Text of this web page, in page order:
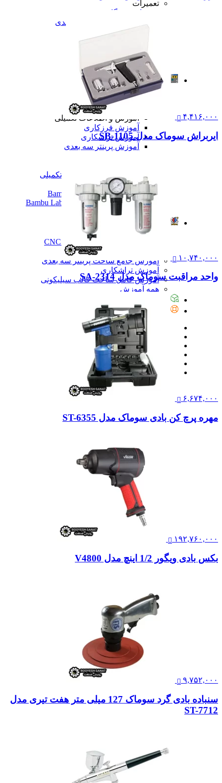
تعمیرات
تعمیرات دستگاه CNC
تعمیرات دستگاه اسکن سه بعدی
تعمیرات دستگاه پرینتر 3D
تعمیرات دستگاه برش لیزر
تعمیرات دستگاه تراشکاری
تعمیرات دستگاه فرزکاری
همه تعمیرات
مقالات
مقالات
مقایسه دستگاه های صنعتی
آموزش و اطلاعات تکمیلی
آموزش و اطلاعات تکمیلی
آموزش فرزکاری
آموزش تراشکاری
آموزش پرینتر سه بعدی
همه آموزش و اطلاعات تکمیلی
اخبار
نمایندگی پرینتر ۳ بعدی Bambu Lab
Bambu Lab 3D Printer Official Distributor
همه مقالات
آموزش
آموزش
آموزش نرم‌افزار سالیدورک
آموزش جامع ساخت پرینتر سه بعدی
آموزش تراشکاری
آموزش کامل ساخت قالب سیلیکونی
همه آموزش
تماس با ما
۴,۴۱۶,۰۰۰
ایربراش سوماک مدل SB-1105
۱۰,۷۴۰,۰۰۰
واحد مراقبت سوماک مدل SA-2314
۶,۶۷۴,۰۰۰
مهره پرچ کن بادی سوماک مدل ST-6355
۱۹۲,۷۶۰,۰۰۰
بکس بادی ویگور 1/2 اینچ مدل V4800
۹,۷۵۲,۰۰۰
سنباده بادی گرد سوماک 127 میلی متر هفت تیری مدل
ST-7712